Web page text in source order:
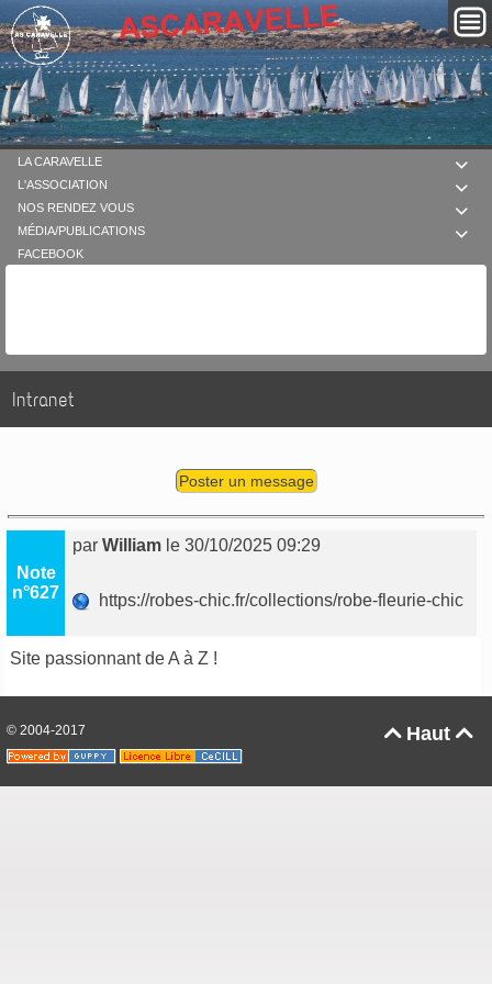

LA CARAVELLE

L'ASSOCIATION

NOS RENDEZ VOUS

MÉDIA/PUBLICATIONS
FACEBOOK
Intranet
Poster un message
Note
n°627
parWilliam le 30/10/2025 09:29
https://robes-chic.fr/collections/robe-fleurie-chic
Site passionnant de A à Z !
Haut 
© 2004-2017